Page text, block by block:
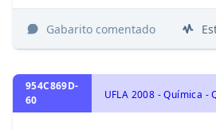
Gabarito comentado
954C869D-
60